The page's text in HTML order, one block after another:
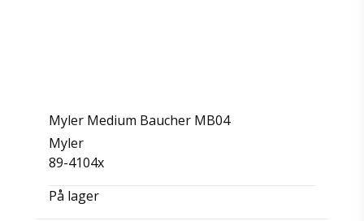
Myler Medium Baucher MB04
Myler
89-4104x
På lager